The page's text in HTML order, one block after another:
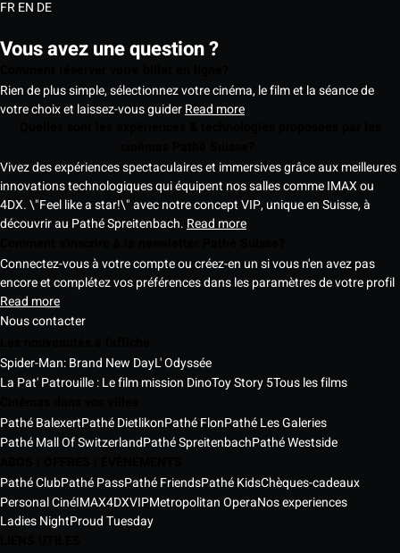
FREN DE
Vous avez une question ?
Rien de plus simple, sélectionnez votre cinéma, le film et la séance de
votre choix et laissez-vous guiderRead more
Vivez des expériences spectaculaires et immersives grâce aux meilleures
innovations technologiques qui équipent nos salles comme IMAX ou
4DX. \"Feel like a star!\" avec notre concept VIP, unique en Suisse, à
découvrir au Pathé Spreitenbach. Read more
Connectez-vous à votre compte ou créez-en un si vous n'en avez pas
encore et complétez vos préférences dans les paramètres de votre profil
Read more
Nous contacter
Spider-Man: Brand New DayL' Odyssée
La Pat' Patrouille : Le film mission DinoToy Story 5Tous les films
Pathé BalexertPathé DietlikonPathé FlonPathé Les Galeries
Pathé Mall Of SwitzerlandPathé SpreitenbachPathé Westside
Pathé ClubPathé PassPathé FriendsPathé KidsChèques-cadeaux
Personal CinéIMAX4DXVIPMetropolitan OperaNos experiences
Ladies NightProud Tuesday